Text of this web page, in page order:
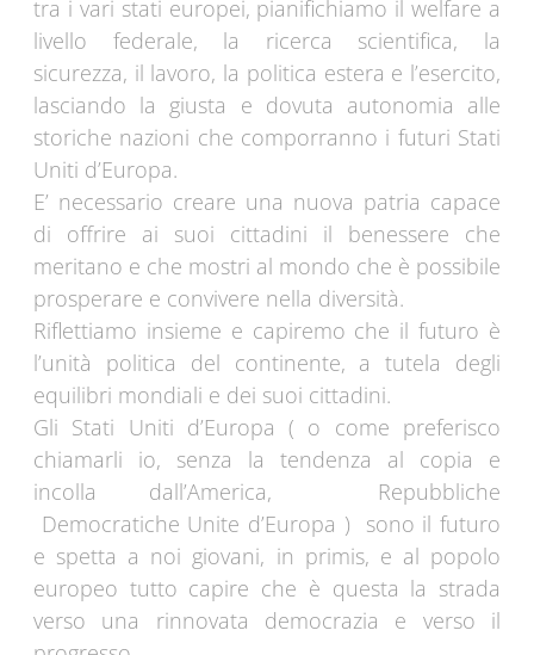
tra i vari stati europei, pianifichiamo il welfare a
livello federale, la ricerca scientifica, la
sicurezza, il lavoro, la politica estera e l’esercito,
lasciando la giusta e dovuta autonomia alle
storiche nazioni che comporranno i futuri Stati
Uniti d’Europa.
E’ necessario creare una nuova patria capace
di offrire ai suoi cittadini il benessere che
meritano e che mostri al mondo che è possibile
prosperare e convivere nella diversità.
Riflettiamo insieme e capiremo che il futuro è
l’unità politica del continente, a tutela degli
equilibri mondiali e dei suoi cittadini.
Gli Stati Uniti d’Europa ( o come preferisco
chiamarli io, senza la tendenza al copia e
incolla dall’America, Repubbliche
Democratiche Unite d’Europa ) sono il futuro
e spetta a noi giovani, in primis, e al popolo
europeo tutto capire che è questa la strada
verso una rinnovata democrazia e verso il